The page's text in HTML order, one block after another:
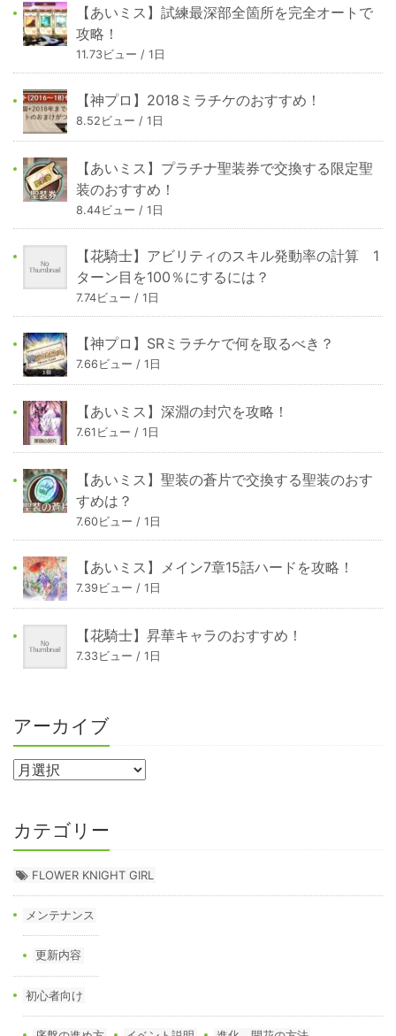
【あいミス】試練最深部全箇所を完全オートで
攻略！
11.73ビュー / 1日
【神プロ】2018ミラチケのおすすめ！
8.52ビュー / 1日
【あいミス】プラチナ聖装券で交換する限定聖
装のおすすめ！
8.44ビュー / 1日
【花騎士】アビリティのスキル発動率の計算 1
ターン目を100％にするには？
7.74ビュー / 1日
【神プロ】SRミラチケで何を取るべき？
7.66ビュー / 1日
【あいミス】深淵の封穴を攻略！
7.61ビュー / 1日
【あいミス】聖装の蒼片で交換する聖装のおす
すめは？
7.60ビュー / 1日
【あいミス】メイン7章15話ハードを攻略！
7.39ビュー / 1日
【花騎士】昇華キャラのおすすめ！
7.33ビュー / 1日
アーカイブ
カテゴリー
FLOWER KNIGHT GIRL
メンテナンス
更新内容
初心者向け